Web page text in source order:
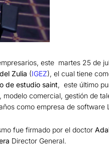
este martes 25 de
Zulia (IGEZ), el cual tiene
de estudio saint, este último
comercial, gestión de
como empresa de software
fue firmado por el doctor
Director General.